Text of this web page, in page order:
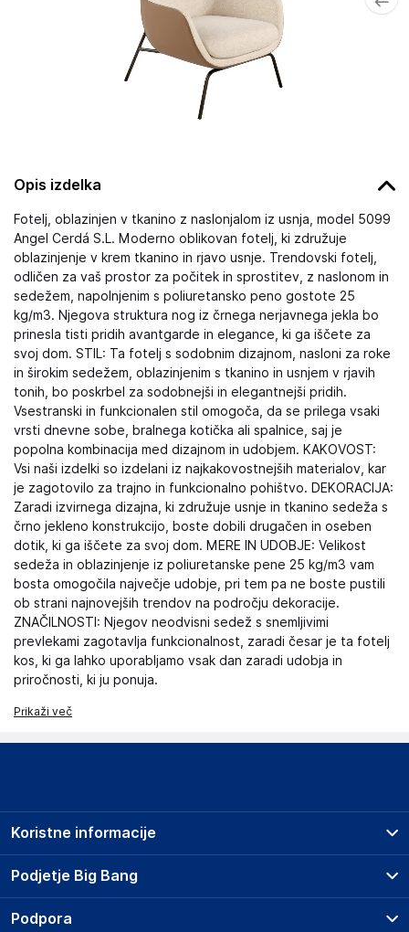
Opis izdelka
Fotelj, oblazinjen v tkanino z naslonjalom iz usnja, model 5099
Angel Cerdá S.L. Moderno oblikovan fotelj, ki združuje
oblazinjenje v krem tkanino in rjavo usnje. Trendovski fotelj,
odličen za vaš prostor za počitek in sprostitev, z naslonom in
sedežem, napolnjenim s poliuretansko peno gostote 25
kg/m3. Njegova struktura nog iz črnega nerjavnega jekla bo
prinesla tisti pridih avantgarde in elegance, ki ga iščete za
svoj dom. STIL: Ta fotelj s sodobnim dizajnom, nasloni za roke
in širokim sedežem, oblazinjenim s tkanino in usnjem v rjavih
tonih, bo poskrbel za sodobnejši in elegantnejši pridih.
Vsestranski in funkcionalen stil omogoča, da se prilega vsaki
vrsti dnevne sobe, bralnega kotička ali spalnice, saj je
popolna kombinacija med dizajnom in udobjem. KAKOVOST:
Vsi naši izdelki so izdelani iz najkakovostnejših materialov, kar
je zagotovilo za trajno in funkcionalno pohištvo. DEKORACIJA:
Zaradi izvirnega dizajna, ki združuje usnje in tkanino sedeža s
črno jekleno konstrukcijo, boste dobili drugačen in oseben
dotik, ki ga iščete za svoj dom. MERE IN UDOBJE: Velikost
sedeža in oblazinjenje iz poliuretanske pene 25 kg/m3 vam
bosta omogočila največje udobje, pri tem pa ne boste pustili
ob strani najnovejših trendov na področju dekoracije.
ZNAČILNOSTI: Njegov neodvisni sedež s snemljivimi
prevlekami zagotavlja funkcionalnost, zaradi česar je ta fotelj
kos, ki ga lahko uporabljamo vsak dan zaradi udobja in
priročnosti, ki ju ponuja.
Prikaži več
Podjetje Big Bang
O podjetju
Koristne informacije
Prodajna mesta
Storitve
Podpora